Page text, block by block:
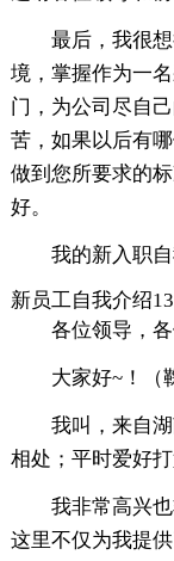
最后，我很
境，掌握作为一
门，为公司尽自
苦，如果以后有
做到您所要求的
好。
我的新入职
新员工自我介绍13
各位领导，各
大家好~！（
我叫，来自
相处；平时爱好
我非常高兴
这里不仅为我提